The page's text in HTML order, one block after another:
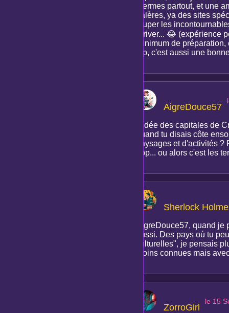
thermes partout, et une
galères, ya des sites
louper les
arriver... 😂 (expérience
minimum de
trip, c'est aussi une
AigreDouce57
L'idée des capitales de
quand tu disais côte
paysages et d'activités
trop... ou alors c'est les
Sherlock
AigreDouce57, quand
aussi. Des pays où tu
culturelles", je pensais
moins connues mais
ZorroGirl
le 15